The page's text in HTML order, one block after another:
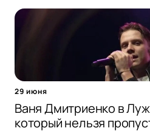
29 июня
Ваня Дмитриенко в
который нельзя